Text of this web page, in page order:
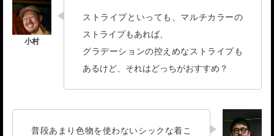
ストライプといっても、マルチカラーの
ストライプもあれば、
グラデーションの控えめなストライプも
あるけど、それはどっちがおすすめ？
普段あまり色物を使わないシックな着こ